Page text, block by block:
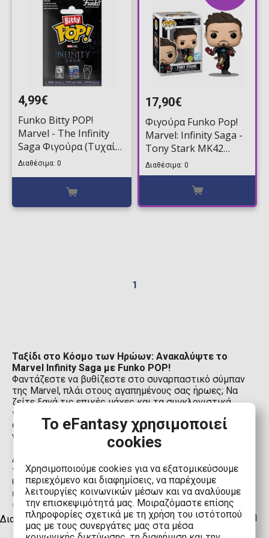
4,99€
Funko Bitty POP!
Marvel - The Infinity
Saga Φιγούρα (Τυχαίο
Περιεχόμενο)
Διαθέσιμα: 0
17,90€
Φιγούρα Funko Pop!
Marvel: Infinity Saga -
Tony Stark MK42
(GITD) #1416
(Exclusive)
Διαθέσιμα: 0
1
Ταξίδι στο Κόσμο των Ηρώων: Ανακαλύψτε το
Marvel Infinity Saga με Funko POP!
Φαντάζεστε να βυθίζεστε στο συναρπαστικό σύμπαν
της Marvel, πλάι στους αγαπημένους σας ήρωες; Να
ζείτε ξανά τις επικές μάχες και τα συγκλονιστικά
γεγονότα που σημάδεψαν το Infinity Saga; Τώρα, με τα
συλλεκτικά Funko POP! Marvel Infinity Saga, μπορείτε
να κάνετε το όνειρο πραγματικότητα!
Αυτά τα μοναδικά αγαλματίδια, με την χαρακτηριστική
τους αισθητική Funko POP!, ζωντανεύουν τους
θρυλικούς Avengers σε διάφορες μορφές και στάσεις,
έτοιμους να αντιμετωπίσουν τον Thanos και τον
στρατό του. Κάθε POP! figure αποτελεί ένα μικρό
αριστούργημα συλλεκτικής τέχνης, φέρνοντας μια δόση
μαγείας και ενθουσιασμού στο ράφι σας.
Διαβάστε περισσότερα
Το eFantasy χρησιμοποιεί
cookies
Χρησιμοποιούμε cookies για να εξατομικεύσουμε
περιεχόμενο και διαφημίσεις, να παρέχουμε
λειτουργίες κοινωνικών μέσων και να αναλύουμε
την επισκεψιμότητά μας. Μοιραζόμαστε επίσης
πληροφορίες σχετικά με τη χρήση του ιστότοπού
μας με τους συνεργάτες μας στα μέσα